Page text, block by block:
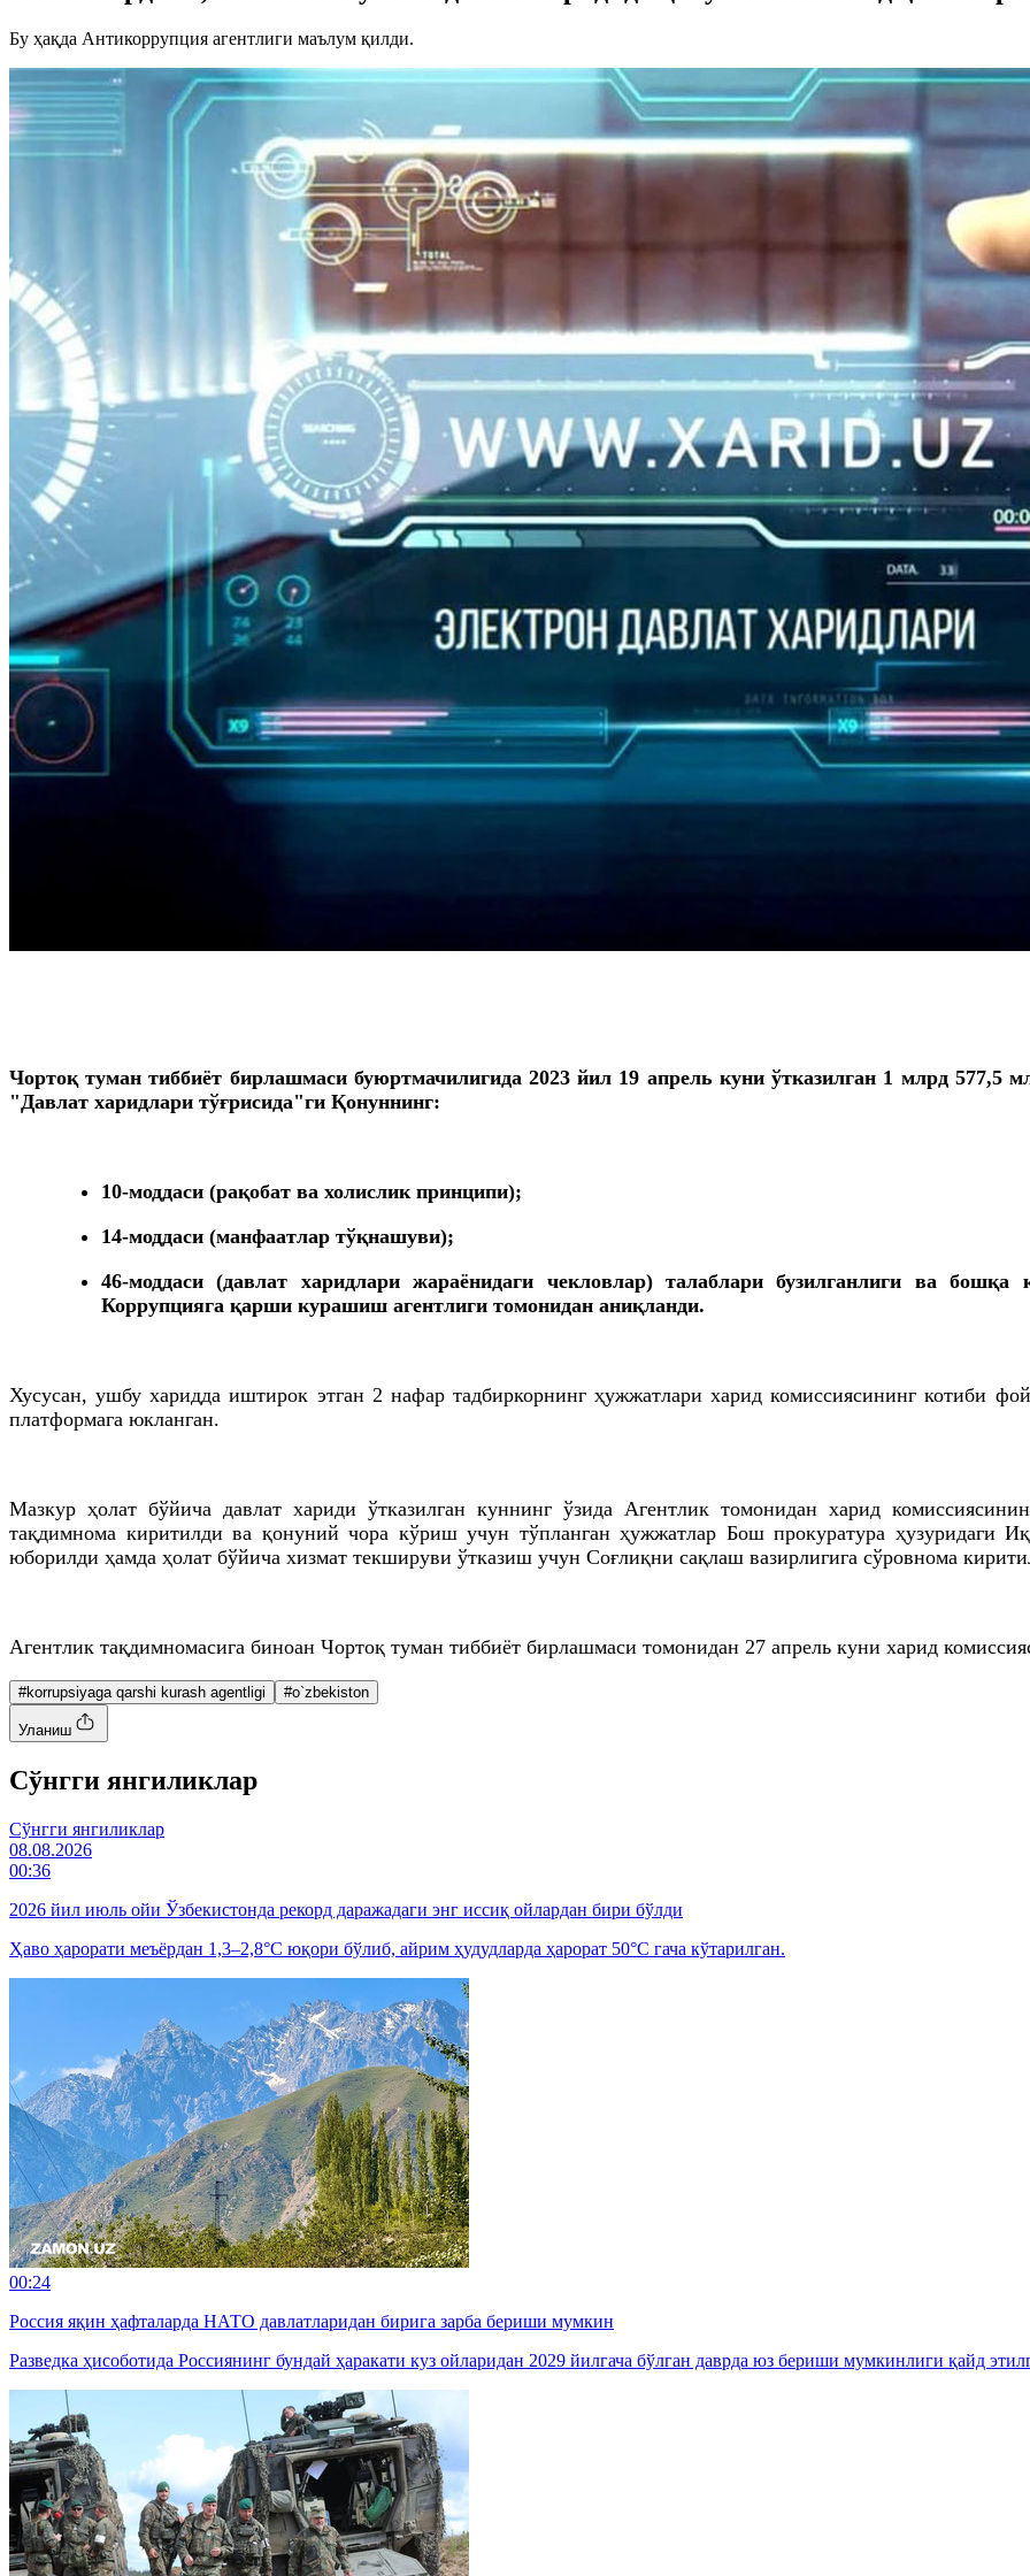
Бу ҳақда Антикоррупция агентлиги маълум қилди.
Чортоқ туман тиббиёт бирлашмаси буюртмачилигида 2023 йил 19 апрель куни ўтказилган 1 млрд 577,5
"Давлат харидлари тўғрисида"ги Қонуннинг:
10-моддаси (рақобат ва холислик принципи);
14-моддаси (манфаатлар тўқнашуви);
46-моддаси (давлат харидлари жараёнидаги чекловлар) талаблари бузилганлиги ва бошқа
Коррупцияга қарши курашиш агентлиги томонидан аниқланди.
Хусусан, ушбу харидда иштирок этган 2 нафар тадбиркорнинг ҳужжатлари харид комиссиясининг котиби
платформага юкланган.
Мазкур ҳолат бўйича давлат хариди ўтказилган куннинг ўзида Агентлик томонидан харид
тақдимнома киритилди ва қонуний чора кўриш учун тўпланган ҳужжатлар Бош прокуратура ҳузуридаги
юборилди ҳамда ҳолат бўйича хизмат текшируви ўтказиш учун Соғлиқни сақлаш вазирлигига сўровнома
Агентлик тақдимномасига биноан Чортоқ туман тиббиёт бирлашмаси томонидан 27 апрель куни харид
#korrupsiyaga qarshi kurash agentligi #o`zbekiston
Уланиш
Cўнгги янгиликлар
Cўнгги янгиликлар
08.08.2026
00:36
2026 йил июль ойи Ўзбекистонда рекорд даражадаги энг иссиқ ойлардан бири бўлди
Ҳаво ҳарорати меъёрдан 1,3–2,8°C юқори бўлиб, айрим ҳудудларда ҳарорат 50°C гача кўтарилган.
00:24
Россия яқин ҳафталарда НАТО давлатларидан бирига зарба бериши мумкин
Разведка ҳисоботида Россиянинг бундай ҳаракати куз ойларидан 2029 йилгача бўлган даврда юз бериши мумкинлиги қайд